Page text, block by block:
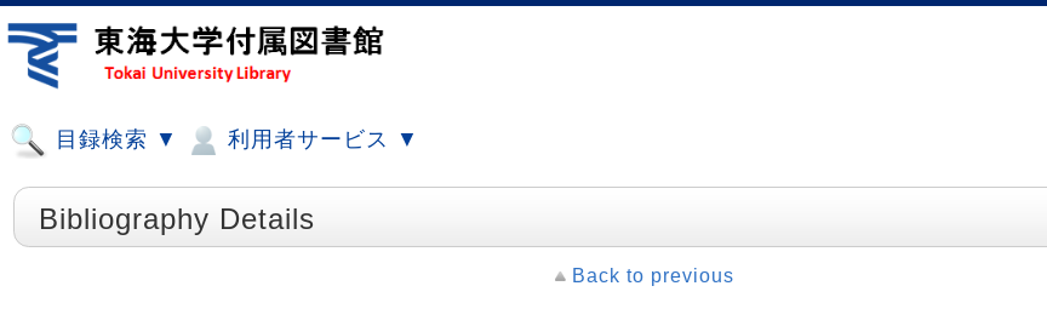
目録検索 ▼ 利用者サービス ▼
Bibliography Details
Back to previous